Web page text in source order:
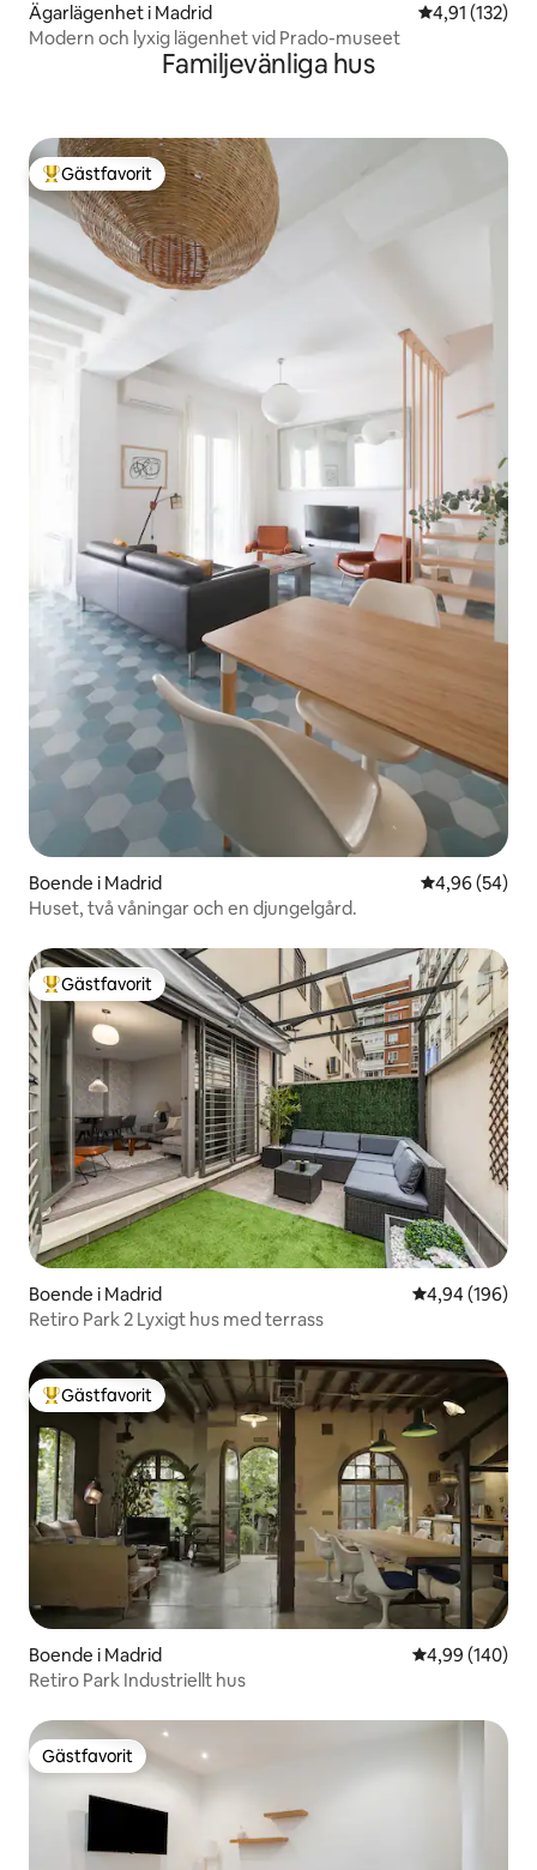
Ägarlägenhet i Madrid 4,91 av 5 i
4,91 (132)
Modern och lyxig lägenhet vid Prado-museet
Familjevänliga hus
Populär gästfavorit
Gästfavorit
Boende i Madrid 4,96 av 5 i
4,96 (54)
Huset, två våningar och en djungelgård.
Populär gästfavorit
Gästfavorit
Boende i Madrid 4,94 av 5 i
4,94 (196)
Retiro Park 2 Lyxigt hus med terrass
Populär gästfavorit
Gästfavorit
Boende i Madrid 4,99 av 5 i
4,99 (140)
Retiro Park Industriellt hus
Gästfavorit
Gästfavorit